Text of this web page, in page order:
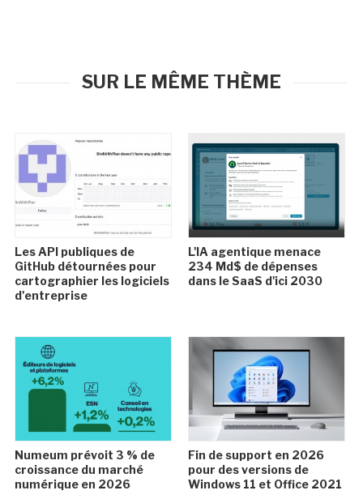
SUR LE MÊME THÈME
Les API publiques de
GitHub détournées pour
cartographier les logiciels
d'entreprise
L'IA agentique menace
234 Md$ de dépenses
dans le SaaS d'ici 2030
Numeum prévoit 3 % de
croissance du marché
numérique en 2026
Fin de support en 2026
pour des versions de
Windows 11 et Office 2021